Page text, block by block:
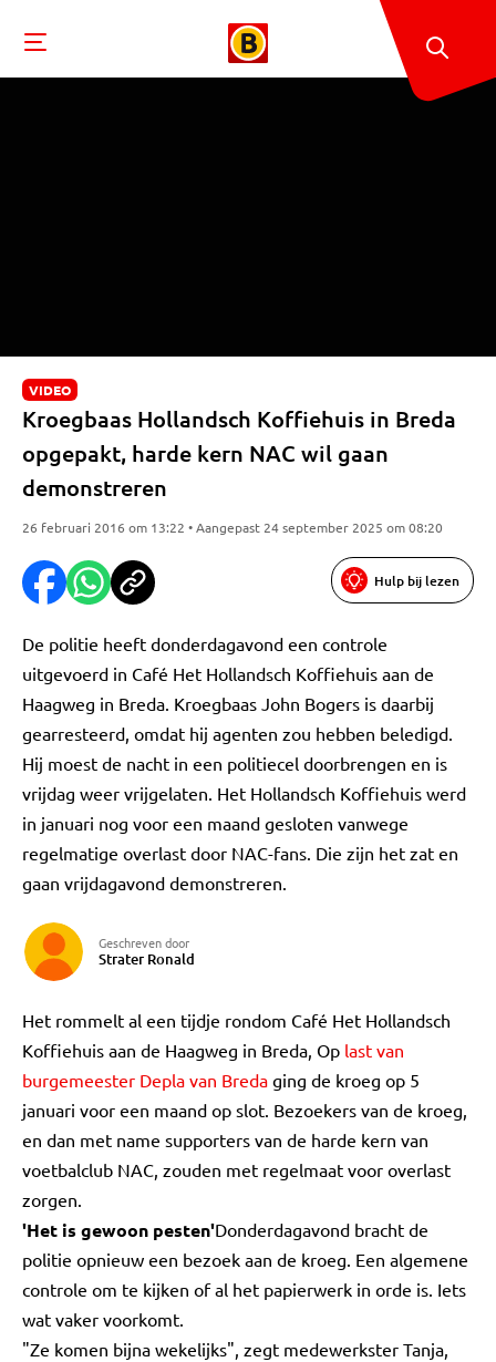
VIDEO
Kroegbaas Hollandsch Koffiehuis in Breda
opgepakt, harde kern NAC wil gaan
demonstreren
26 februari 2016 om 13:22 • Aangepast 24 september 2025 om 08:20
Hulp bij lezen
De politie heeft donderdagavond een controle
uitgevoerd in Café Het Hollandsch Koffiehuis aan de
Haagweg in Breda. Kroegbaas John Bogers is daarbij
gearresteerd, omdat hij agenten zou hebben beledigd.
Hij moest de nacht in een politiecel doorbrengen en is
vrijdag weer vrijgelaten. Het Hollandsch Koffiehuis werd
in januari nog voor een maand gesloten vanwege
regelmatige overlast door NAC-fans. Die zijn het zat en
gaan vrijdagavond demonstreren.
Geschreven door
Strater Ronald
Het rommelt al een tijdje rondom Café Het Hollandsch
Koffiehuis aan de Haagweg in Breda, Op last van
burgemeester Depla van Breda ging de kroeg op 5
januari voor een maand op slot. Bezoekers van de kroeg,
en dan met name supporters van de harde kern van
voetbalclub NAC, zouden met regelmaat voor overlast
zorgen.
'Het is gewoon pesten'Donderdagavond bracht de
politie opnieuw een bezoek aan de kroeg. Een algemene
controle om te kijken of al het papierwerk in orde is. Iets
wat vaker voorkomt.
"Ze komen bijna wekelijks", zegt medewerkster Tanja,